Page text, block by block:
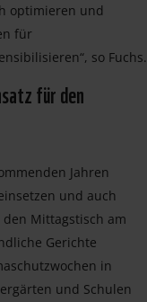
optimieren und
für
so Fuchs.
für den
Jahren
und auch
Mittagstisch am
Gerichte
in
und Schulen